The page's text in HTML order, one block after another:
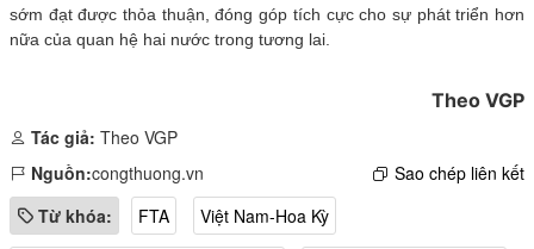
sớm đạt được thỏa thuận, đóng góp tích cực cho sự phát triển hơn
nữa của quan hệ hai nước trong tương lai.
Theo VGP
Tác giả: Theo VGP
Nguồn:congthuong.vn
Sao chép liên kết
Từ khóa:
FTA Việt Nam-Hoa Kỳ